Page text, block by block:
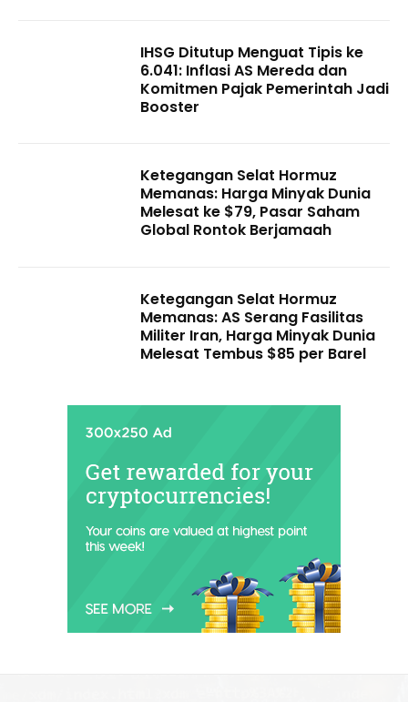
IHSG Ditutup Menguat Tipis ke
6.041: Inflasi AS Mereda dan
Komitmen Pajak Pemerintah Jadi
Booster
Ketegangan Selat Hormuz
Memanas: Harga Minyak Dunia
Melesat ke $79, Pasar Saham
Global Rontok Berjamaah
Ketegangan Selat Hormuz
Memanas: AS Serang Fasilitas
Militer Iran, Harga Minyak Dunia
Melesat Tembus $85 per Barel